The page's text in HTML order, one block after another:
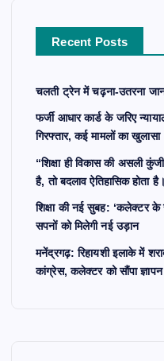
r
Recent Posts
चलती ट्रेन में चढ़ना-उतरना
फर्जी आधार कार्ड के जरिए
गिरफ्तार, कई मामलों का खुलासा
“शिक्षा ही विकास की असली
है, तो बदलाव ऐतिहासिक होता
शिक्षा की नई सुबह: ‘कलेक्टर के
सपनों को मिलेगी नई उड़ान
मनेंद्रगढ़: रिहायशी इलाके में
कांग्रेस, कलेक्टर को सौंपा ज्ञापन